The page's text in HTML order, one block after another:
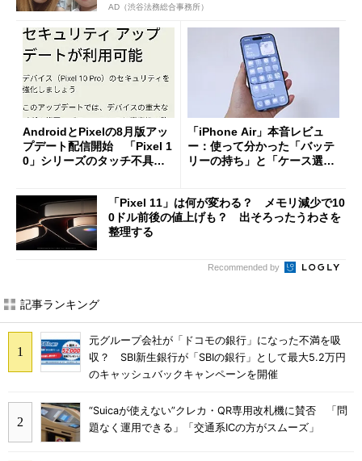
AD（渋谷法務総合事務所）
AndroidとPixelの8月版アッ
プデート配信開始 「Pixel 1
0」シリーズのタッチ不具合
「iPhone Air」本音レビュ
ー：使って分かった「バッテ
リーの持ち」と「ケース選
「Pixel 11」は何が変わる？ メモリ減少で10
0ドル前後の値上げも？ 出そろったうわさを
整理する
Recommended by
記事ランキング
元グループ会社が「ドコモの銀行」になった不満を吸
収？ SBI新生銀行が「SBIの銀行」として最大5.2万円
のキャッシュバックキャンペーンを開催
“Suicaが使えない”クレカ・QR専用改札機に賛否 「問
題なく運用できる」「交通系ICの方がスムーズ」